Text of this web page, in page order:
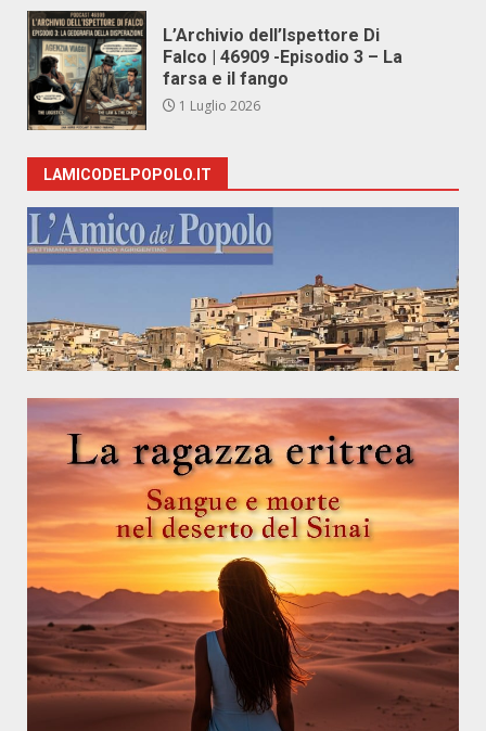
L’Archivio dell’Ispettore Di
Falco | 46909 -Episodio 3 – La
farsa e il fango
1 Luglio 2026
LAMICODELPOPOLO.IT